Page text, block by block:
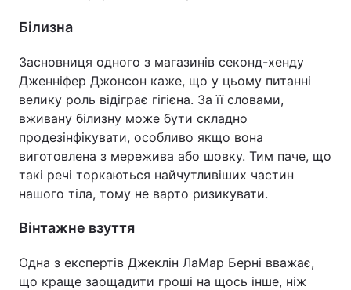
Білизна
Засновниця одного з магазинів секонд-хенду
Дженніфер Джонсон каже, що у цьому питанні
велику роль відіграє гігієна. За її словами,
вживану білизну може бути складно
продезінфікувати, особливо якщо вона
виготовлена з мережива або шовку. Тим паче, що
такі речі торкаються найчутливіших частин
нашого тіла, тому не варто ризикувати.
Вінтажне взуття
Одна з експертів Джеклін ЛаМар Берні вважає,
що краще заощадити гроші на щось інше, ніж